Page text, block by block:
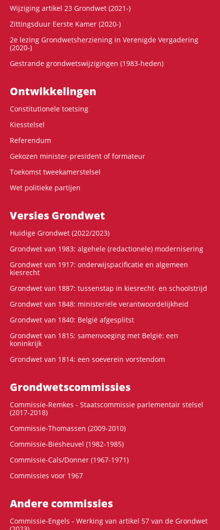
Wijziging artikel 23 Grondwet (2021-)
Zittingsduur Eerste Kamer (2020-)
2e lezing Grondwetsherziening in Verenigde Vergadering
(2020-)
Gestrande grondwetswijzigingen (1983-heden)
Ontwikke­lingen
Constitutionele toetsing
Kiesstelsel
Referendum
Gekozen minister-president of formateur
Toekomst tweekamerstelsel
Wet politieke partijen
Versies Grondwet
Huidige Grondwet (2022/2023)
Grondwet van 1983: algehele (redactionele) modernisering
Grondwet van 1917: onderwijspacificatie en algemeen
kiesrecht
Grondwet van 1887: tussenstap in kiesrecht- en schoolstrijd
Grondwet van 1848: ministeriële verantwoordelijkheid
Grondwet van 1840: België afgesplitst
Grondwet van 1815: samenvoeging met België: een
koninkrijk
Grondwet van 1814: een soeverein vorstendom
Grondwets­commissies
Commissie-Remkes - Staatscommissie parlementair stelsel
(2017-2018)
Commissie-Thomassen (2009-2010)
Commissie-Biesheuvel (1982-1985)
Commissie-Cals/Donner (1967-1971)
Commissies voor 1967
Andere commissies
Commissie-Engels - Werking van artikel 57 van de Grondwet